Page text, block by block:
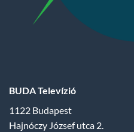
BUDA Televízió
1122 Budapest
Hajnóczy József utca 2.